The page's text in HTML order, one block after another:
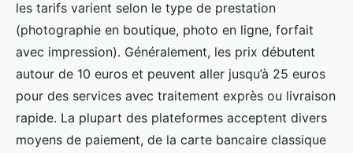
les tarifs varient selon le type de prestation
(photographie en boutique, photo en ligne, forfait
avec impression). Généralement, les prix débutent
autour de 10 euros et peuvent aller jusqu’à 25 euros
pour des services avec traitement exprès ou livraison
rapide. La plupart des plateformes acceptent divers
moyens de paiement, de la carte bancaire classique